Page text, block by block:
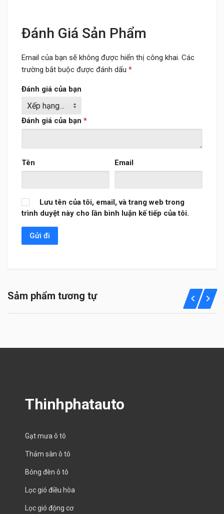
Đánh Giá Sản Phẩm
Email của bạn sẽ không được hiển thị công khai. Các
trường bắt buộc được đánh dấu *
Đánh giá của bạn
Đánh giá của bạn *
Tên Email
Lưu tên của tôi, email, và trang web trong
trình duyệt này cho lần bình luận kế tiếp của tôi.
Sảm phẩm tương tự
Thinhphatauto
Gạt mưa ô tô
Thảm sàn ô tô
Bóng đèn ô tô
Lọc gió điều hòa
Lọc gió động cơ